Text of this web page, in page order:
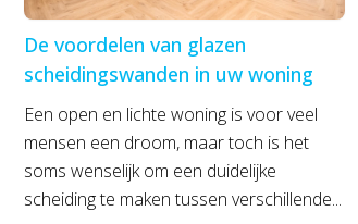
De voordelen van glazen
scheidingswanden in uw woning
Een open en lichte woning is voor veel
mensen een droom, maar toch is het
soms wenselijk om een duidelijke
scheiding te maken tussen verschillende...